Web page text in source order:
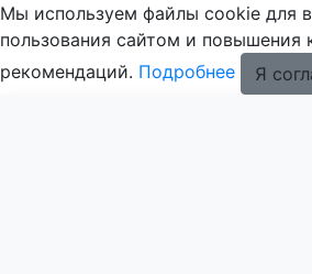
Мы используем файлы cookie для
пользования сайтом и повышения
рекомендаций. Подробнее Я